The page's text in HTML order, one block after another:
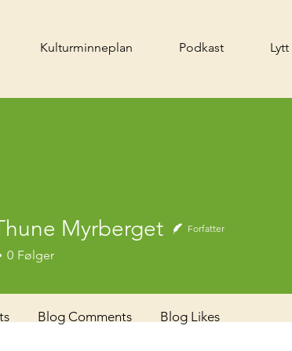
Kulturminneplan Podkast Lytt
Myrberget
Myrberget Forfatter
0 Følger
Blog Comments Blog Likes